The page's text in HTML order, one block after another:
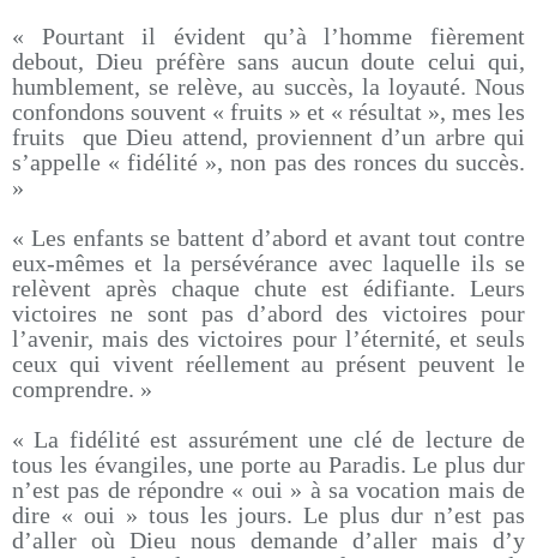
« Pourtant il évident qu’à l’homme fièrement
debout, Dieu préfère sans aucun doute celui qui,
humblement, se relève, au succès, la loyauté. Nous
confondons souvent « fruits » et « résultat », mes les
fruits que Dieu attend, proviennent d’un arbre qui
s’appelle « fidélité », non pas des ronces du succès.
»
« Les enfants se battent d’abord et avant tout contre
eux-mêmes et la persévérance avec laquelle ils se
relèvent après chaque chute est édifiante. Leurs
victoires ne sont pas d’abord des victoires pour
l’avenir, mais des victoires pour l’éternité, et seuls
ceux qui vivent réellement au présent peuvent le
comprendre. »
« La fidélité est assurément une clé de lecture de
tous les évangiles, une porte au Paradis. Le plus dur
n’est pas de répondre « oui » à sa vocation mais de
dire « oui » tous les jours. Le plus dur n’est pas
d’aller où Dieu nous demande d’aller mais d’y